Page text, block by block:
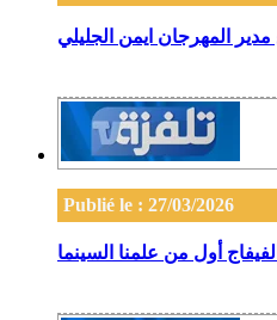
المهرجان ايمن الجليلي
Publié le : 27/03/2026
أول من علمنا السينما